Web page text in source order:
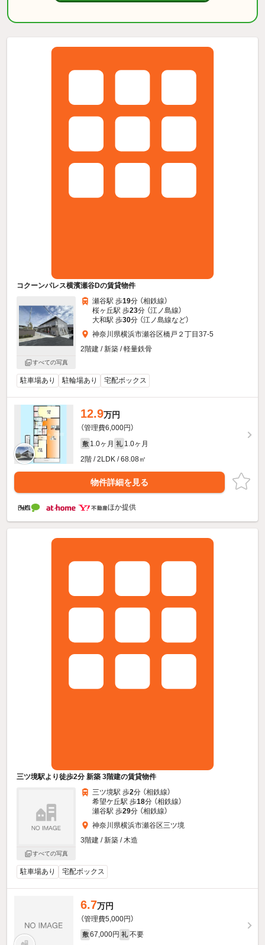
コクーンパレス横濱瀬谷Dの賃貸物件
すべての写真
瀬谷駅 歩19分 （相鉄線）
桜ヶ丘駅 歩23分 （江ノ島線）
大和駅 歩30分 （江ノ島線など）
神奈川県横浜市瀬谷区橋戸２丁目37-5
2階建 / 新築 / 軽量鉄骨
駐車場あり 駐輪場あり 宅配ボックス
12.9万円
（管理費6,000円）
敷 1.0ヶ月 礼 1.0ヶ月
2階 / 2LDK / 68.08㎡
物件詳細を見る
ほか提供
三ツ境駅より徒歩2分 新築 3階建の賃貸物件
すべての写真
三ツ境駅 歩2分 （相鉄線）
希望ケ丘駅 歩18分 （相鉄線）
瀬谷駅 歩29分 （相鉄線）
神奈川県横浜市瀬谷区三ツ境
3階建 / 新築 / 木造
駐車場あり 宅配ボックス
6.7万円
（管理費5,000円）
敷 67,000円 礼 不要